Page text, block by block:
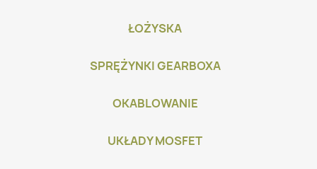
ŁOŻYSKA
SPRĘŻYNKI GEARBOXA
OKABLOWANIE
UKŁADY MOSFET